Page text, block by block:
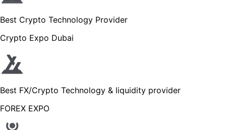
Best Crypto Technology Provider
Crypto Expo Dubai
Best FX/Crypto Technology & liquidity provider
FOREX EXPO